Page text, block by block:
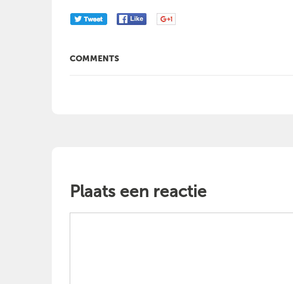
COMMENTS
Plaats een reactie